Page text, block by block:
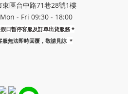
東區台中路71巷28號1樓
- Fri 09:30 - 18:00
日暫停客服及訂單出貨服務 *
服無法即時回覆，敬請見諒 *